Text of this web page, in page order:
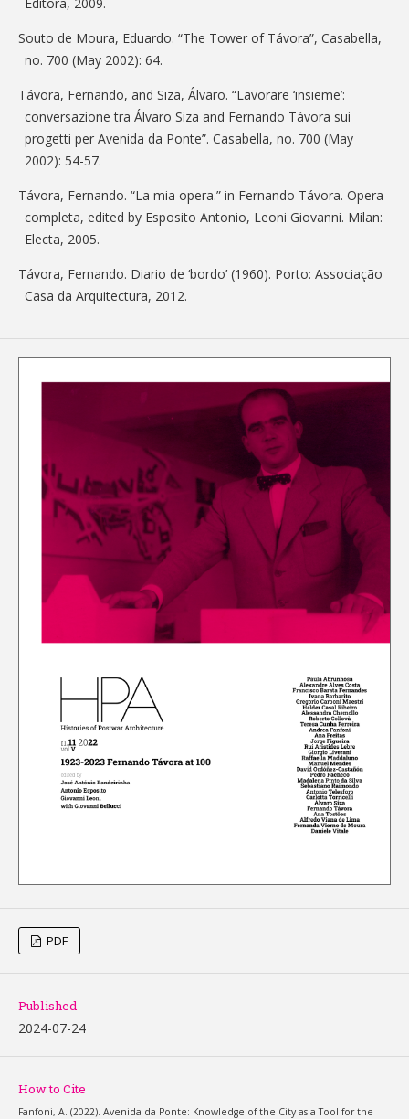
Editora, 2009.
Souto de Moura, Eduardo. “The Tower of Távora”, Casabella,
no. 700 (May 2002): 64.
Távora, Fernando, and Siza, Álvaro. “Lavorare ‘insieme’:
conversazione tra Álvaro Siza and Fernando Távora sui
progetti per Avenida da Ponte”. Casabella, no. 700 (May
2002): 54-57.
Távora, Fernando. “La mia opera.” in Fernando Távora. Opera
completa, edited by Esposito Antonio, Leoni Giovanni. Milan:
Electa, 2005.
Távora, Fernando. Diario de ‘bordo’ (1960). Porto: Associação
Casa da Arquitectura, 2012.
PDF
Published
2024-07-24
How to Cite
Fanfoni, A. (2022). Avenida da Ponte: Knowledge of the City as a Tool for the